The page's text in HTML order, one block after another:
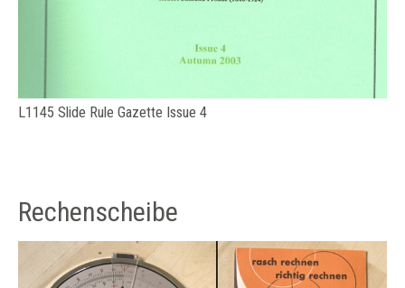
L1145 Slide Rule Gazette Issue 4
Rechenscheibe